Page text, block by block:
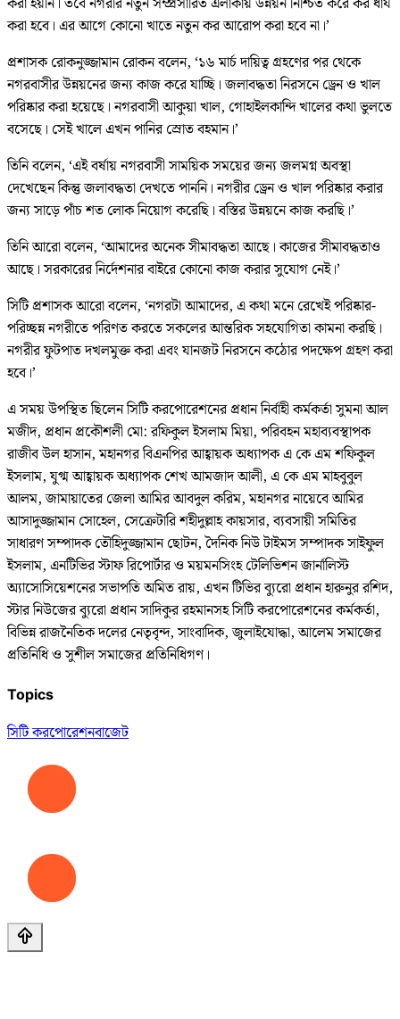
করা হবে। এর আগে কোনো খাতে নতুন কর আরোপ করা হবে না।’
প্রশাসক রোকনুজ্জামান রোকন বলেন, ‘১৬ মার্চ দায়িত্ব গ্রহণের পর থেকে
নগরবাসীর উন্নয়নের জন্য কাজ করে যাচ্ছি। জলাবদ্ধতা নিরসনে ড্রেন ও খাল
পরিষ্কার করা হয়েছে। নগরবাসী আকুয়া খাল, গোহাইলকান্দি খালের কথা ভুলতে
বসেছে। সেই খালে এখন পানির স্রোত বহমান।’
তিনি বলেন, ‘এই বর্ষায় নগরবাসী সাময়িক সময়ের জন্য জলমগ্ন অবস্থা
দেখেছেন কিন্তু জলাবদ্ধতা দেখতে পাননি। নগরীর ড্রেন ও খাল পরিষ্কার করার
জন্য সাড়ে পাঁচ শত লোক নিয়োগ করেছি। বস্তির উন্নয়নে কাজ করছি।’
তিনি আরো বলেন, ‘আমাদের অনেক সীমাবদ্ধতা আছে। কাজের সীমাবদ্ধতাও
আছে। সরকারের নির্দেশনার বাইরে কোনো কাজ করার সুযোগ নেই।’
সিটি প্রশাসক আরো বলেন, ‘নগরটা আমাদের, এ কথা মনে রেখেই পরিষ্কার-
পরিচ্ছন্ন নগরীতে পরিণত করতে সকলের আন্তরিক সহযোগিতা কামনা করছি।
নগরীর ফুটপাত দখলমুক্ত করা এবং যানজট নিরসনে কঠোর পদক্ষেপ গ্রহণ করা
হবে।’
এ সময় উপস্থিত ছিলেন সিটি করপোরেশনের প্রধান নির্বাহী কর্মকর্তা সুমনা আল
মজীদ, প্রধান প্রকৌশলী মো: রফিকুল ইসলাম মিয়া, পরিবহন মহাব্যবস্থাপক
রাজীব উল হাসান, মহানগর বিএনপির আহ্বায়ক অধ্যাপক এ কে এম শফিকুল
ইসলাম, যুগ্ম আহ্বায়ক অধ্যাপক শেখ আমজাদ আলী, এ কে এম মাহবুবুল
আলম, জামায়াতের জেলা আমির আবদুল করিম, মহানগর নায়েবে আমির
আসাদুজ্জামান সোহেল, সেক্রেটারি শহীদুল্লাহ কায়সার, ব্যবসায়ী সমিতির
সাধারণ সম্পাদক তৌহিদুজ্জামান ছোটন, দৈনিক নিউ টাইমস সম্পাদক সাইফুল
ইসলাম, এনটিভির স্টাফ রিপোর্টার ও ময়মনসিংহ টেলিভিশন জার্নালিস্ট
অ্যাসোসিয়েশনের সভাপতি অমিত রায়, এখন টিভির ব্যুরো প্রধান হারুনুর রশিদ,
স্টার নিউজের ব্যুরো প্রধান সাদিকুর রহমানসহ সিটি করপোরেশনের কর্মকর্তা,
বিভিন্ন রাজনৈতিক দলের নেতৃবৃন্দ, সাংবাদিক, জুলাইযোদ্ধা, আলেম সমাজের
প্রতিনিধি ও সুশীল সমাজের প্রতিনিধিগণ।
Topics
সিটি করপোরেশনবাজেট